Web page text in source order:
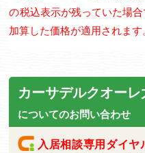
の税込表示が残っていた場
加算した価格が適用されます
カーサデルクオーレ
についてのお問い合わせ
入居相談専用ダイヤ